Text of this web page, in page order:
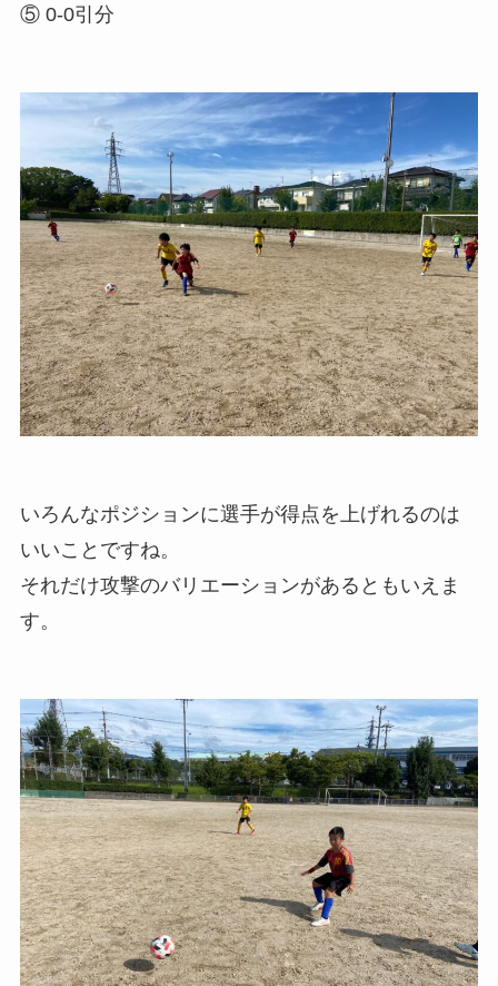
⑤ 0-0引分
いろんなポジションに選手が得点を上げれるのは
いいことですね。
それだけ攻撃のバリエーションがあるともいえま
す。